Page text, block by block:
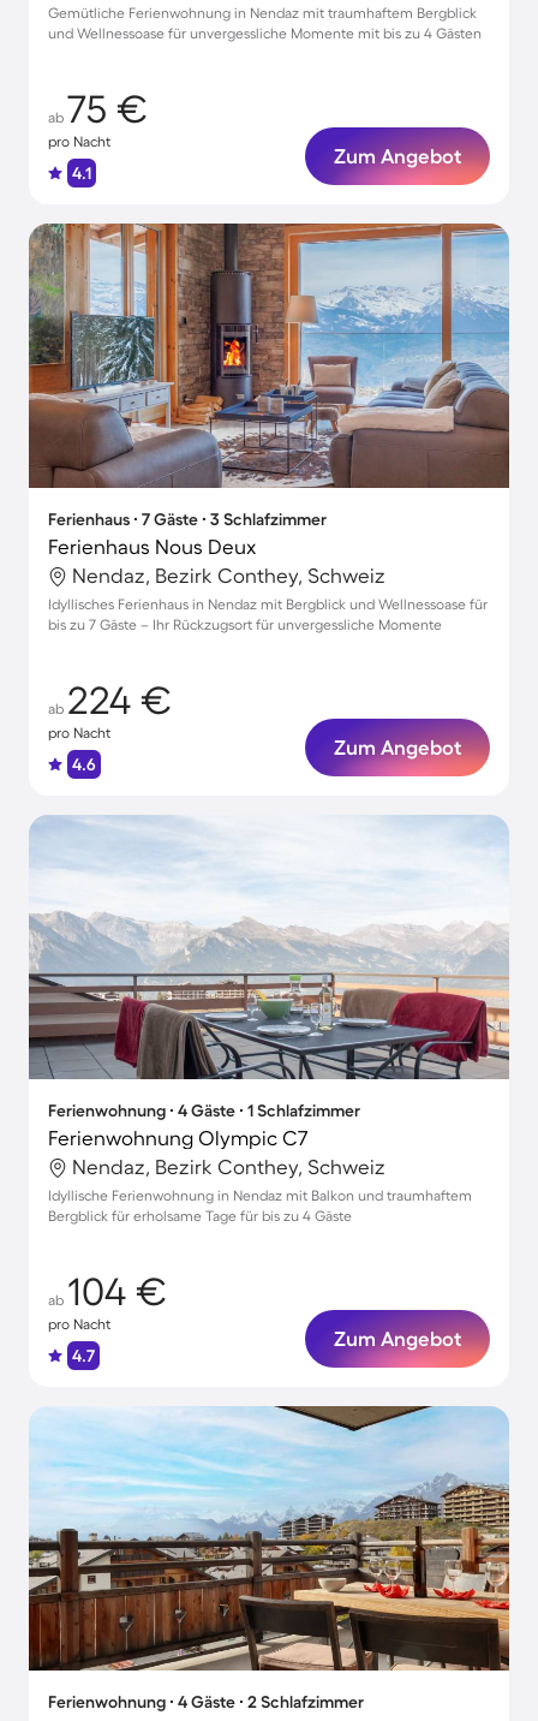
Gemütliche Ferienwohnung in Nendaz mit traumhaftem Bergblick
und Wellnessoase für unvergessliche Momente mit bis zu 4 Gästen
ab 75 €
pro Nacht
4.1
Zum Angebot
Ferienhaus ∙ 7 Gäste ∙ 3 Schlafzimmer
Ferienhaus Nous Deux
Nendaz, Bezirk Conthey, Schweiz
Idyllisches Ferienhaus in Nendaz mit Bergblick und Wellnessoase für
bis zu 7 Gäste – Ihr Rückzugsort für unvergessliche Momente
ab 224 €
pro Nacht
4.6
Zum Angebot
Ferienwohnung ∙ 4 Gäste ∙ 1 Schlafzimmer
Ferienwohnung Olympic C7
Nendaz, Bezirk Conthey, Schweiz
Idyllische Ferienwohnung in Nendaz mit Balkon und traumhaftem
Bergblick für erholsame Tage für bis zu 4 Gäste
ab 104 €
pro Nacht
4.7
Zum Angebot
Ferienwohnung ∙ 4 Gäste ∙ 2 Schlafzimmer